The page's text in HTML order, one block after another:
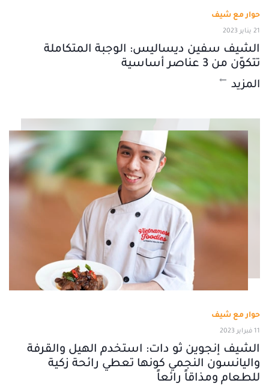
حوار مع شيف
21 يناير 2023
الشيف سفين ديساليس: الوجبة المتكاملة
تتكوّن من 3 عناصر أساسية
المزيد
حوار مع شيف
11 فبراير 2023
الشيف إنجوين ثو دات: استخدم الهيل والقرفة
واليانسون النجمي كونها تعطي رائحة زكية
للطعام ومذاقاً رائعاً